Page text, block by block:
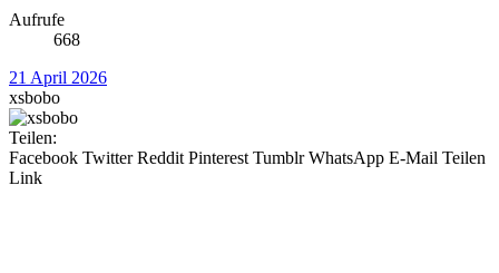
Aufrufe
668
21 April 2026
xsbobo
Teilen:
Facebook Twitter Reddit Pinterest Tumblr WhatsApp E-Mail Teilen
Link